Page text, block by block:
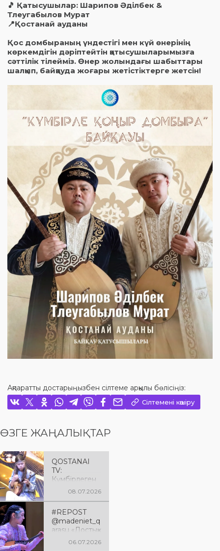
🎵 Қатысушылар: Шарипов Әділбек &
Тлеугабылов Мурат
📍Қостанай ауданы
Қос домбыраның үндестігі мен күй өнерінің
көркемдігін дәріптейтін қатысушыларымызға
сәттілік тілейміз. Өнер жолындағы шабыттары
шалқып, байқауда жоғары жетістіктерге жетсін!
Ақпаратты достарыңызбен сілтеме арқылы бөлісіңіз:
Сілтемені көшіру
ӨЗГЕ ЖАҢАЛЫҚТАР
QOSTANAI
TV:
Күмбірлеген
08.07.2026
#REPOST
@madeniet_q
arasu «Достық»
аудандық06.07.2026